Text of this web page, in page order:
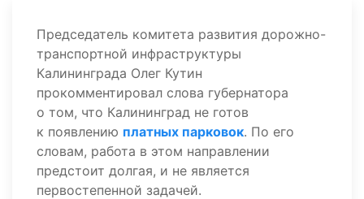
Председатель комитета развития дорожно-
транспортной инфраструктуры
Калининграда Олег Кутин
прокомментировал слова губернатора
о том, что Калининград не готов
к появлению платных парковок. По его
словам, работа в этом направлении
предстоит долгая, и не является
первостепенной задачей.